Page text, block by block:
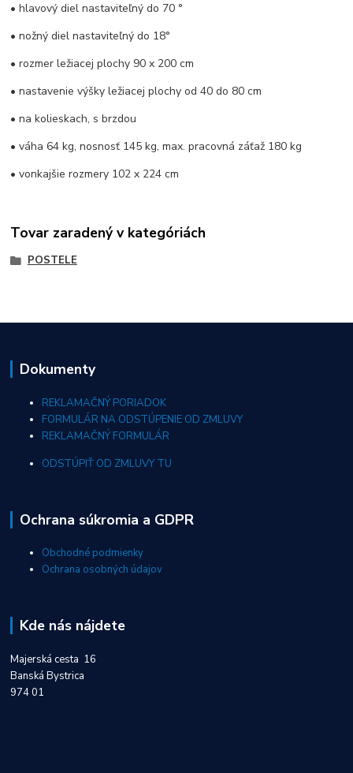
• hlavový diel nastaviteľný do 70 °
• nožný diel nastaviteľný do 18°
• rozmer ležiacej plochy 90 x 200 cm
• nastavenie výšky ležiacej plochy od 40 do 80 cm
• na kolieskach, s brzdou
• váha 64 kg, nosnosť 145 kg, max. pracovná záťaž 180 kg
• vonkajšie rozmery 102 x 224 cm
Tovar zaradený v kategóriách
POSTELE
Dokumenty
REKLAMAČNÝ PORIADOK
FORMULÁR NA ODSTÚPENIE OD ZMLUVY
REKLAMAČNÝ FORMULÁR
ODSTÚPIŤ OD ZMLUVY TU
Ochrana súkromia a GDPR
Obchodné podmienky
Ochrana osobných údajov
Kde nás nájdete
Majerská cesta 16
Banská Bystrica
974 01